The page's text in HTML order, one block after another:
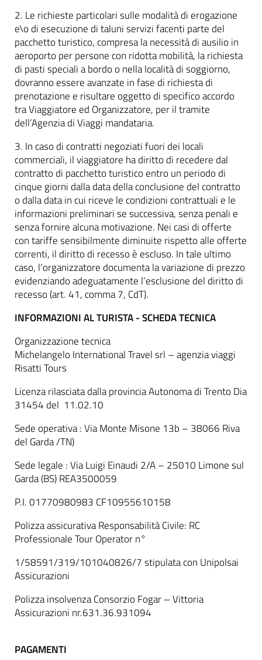
2. Le richieste particolari sulle modalità di erogazione
e\o di esecuzione di taluni servizi facenti parte del
pacchetto turistico, compresa la necessità di ausilio in
aeroporto per persone con ridotta mobilità, la richiesta
di pasti speciali a bordo o nella località di soggiorno,
dovranno essere avanzate in fase di richiesta di
prenotazione e risultare oggetto di specifico accordo
tra Viaggiatore ed Organizzatore, per il tramite
dell’Agenzia di Viaggi mandataria.
3. In caso di contratti negoziati fuori dei locali
commerciali, il viaggiatore ha diritto di recedere dal
contratto di pacchetto turistico entro un periodo di
cinque giorni dalla data della conclusione del contratto
o dalla data in cui riceve le condizioni contrattuali e le
informazioni preliminari se successiva, senza penali e
senza fornire alcuna motivazione. Nei casi di offerte
con tariffe sensibilmente diminuite rispetto alle offerte
correnti, il diritto di recesso è escluso. In tale ultimo
caso, l’organizzatore documenta la variazione di prezzo
evidenziando adeguatamente l’esclusione del diritto di
recesso (art. 41, comma 7, CdT).
INFORMAZIONI AL TURISTA - SCHEDA TECNICA
Organizzazione tecnica
Michelangelo International Travel srl – agenzia viaggi
Risatti Tours
Licenza rilasciata dalla provincia Autonoma di Trento Dia
31454 del 11.02.10
Sede operativa : Via Monte Misone 13b – 38066 Riva
del Garda /TN)
Sede legale : Via Luigi Einaudi 2/A – 25010 Limone sul
Garda (BS) REA3500059
P.I. 01770980983 CF10955610158
Polizza assicurativa Responsabilità Civile: RC
Professionale Tour Operator n°
1/58591/319/101040826/7 stipulata con Unipolsai
Assicurazioni
Polizza insolvenza Consorzio Fogar – Vittoria
Assicurazioni nr.631.36.931094
PAGAMENTI